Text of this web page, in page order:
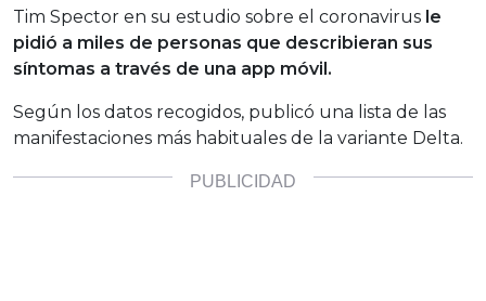
Tim Spector en su estudio sobre el coronavirus le
pidió a miles de personas que describieran sus
síntomas a través de una app móvil.
Según los datos recogidos, publicó una lista de las
manifestaciones más habituales de la variante Delta.